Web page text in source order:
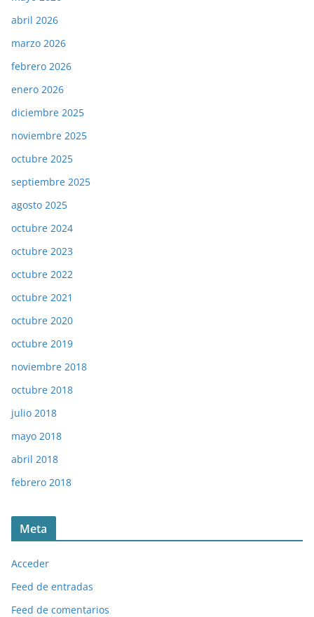
abril 2026
marzo 2026
febrero 2026
enero 2026
diciembre 2025
noviembre 2025
octubre 2025
septiembre 2025
agosto 2025
octubre 2024
octubre 2023
octubre 2022
octubre 2021
octubre 2020
octubre 2019
noviembre 2018
octubre 2018
julio 2018
mayo 2018
abril 2018
febrero 2018
Meta
Acceder
Feed de entradas
Feed de comentarios